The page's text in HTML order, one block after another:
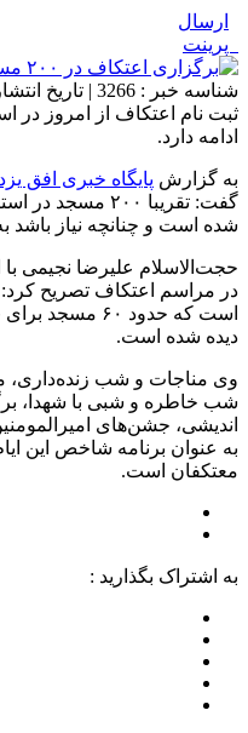
ارسال
پرینت
شناسه خبر : 3266 | تاریخ انتشار : 26 دی 1402 - 12:20 |
ثبت نام اعتکاف از امروز در
ادامه دارد.
به گزارش پایگاه خبری افق یزد
گفت: تقریبا ۲۰۰
شده است و چنانچه نیاز باشد
حجت‌الاسلام علیرضا نجیمی
در مراسم اعتکاف تصریح
است که حدود
دیده شده است.
وی مناجات و شب زنده‌داری،
شب خاطره و شبی با شهدا،
اندیشی، جشن‌های
به عنوان برنامه شاخص این
معتکفان است.
به اشتراک بگذارید :